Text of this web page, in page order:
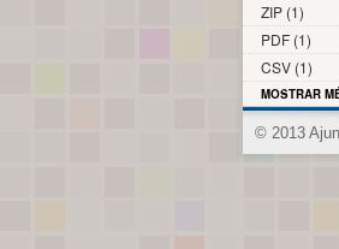
ZIP (1)
PDF (1)
CSV (1)
MOSTRAR
© 2013